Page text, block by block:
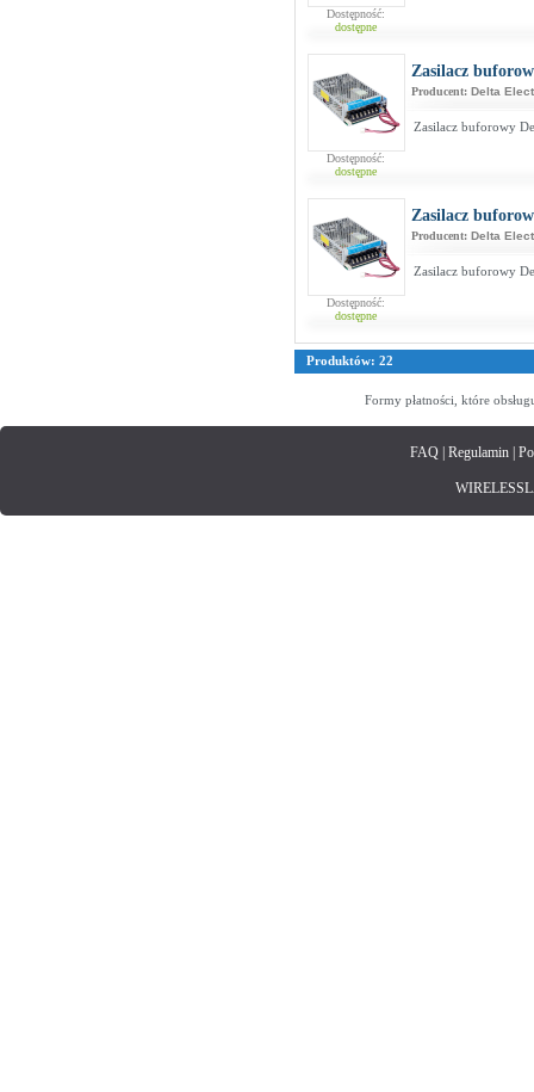
Dostępność:
dostępne
Dostępność:
dostępne
Zasilacz
Producent: Delta
Zasilacz buforowy
Dostępność:
dostępne
Zasilacz
Producent: Delta
Zasilacz buforowy
Produktów: 22
Formy płatności, które
FAQ| Regulamin|